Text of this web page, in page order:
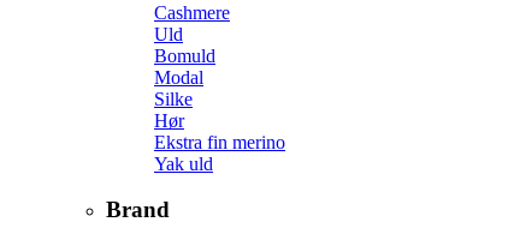
Cashmere
Uld
Bomuld
Modal
Silke
Hør
Ekstra fin merino
Yak uld
Brand